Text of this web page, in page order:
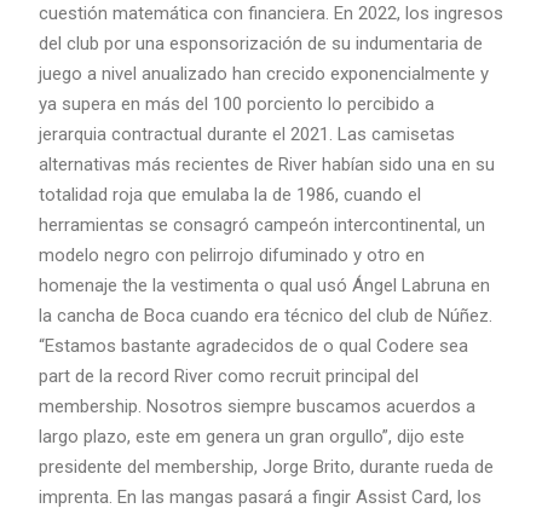
cuestión matemática con financiera. En 2022, los ingresos
del club por una esponsorización de su indumentaria de
juego a nivel anualizado han crecido exponencialmente y
ya supera en más del 100 porciento lo percibido a
jerarquia contractual durante el 2021. Las camisetas
alternativas más recientes de River habían sido una en su
totalidad roja que emulaba la de 1986, cuando el
herramientas se consagró campeón intercontinental, un
modelo negro con pelirrojo difuminado y otro en
homenaje the la vestimenta o qual usó Ángel Labruna en
la cancha de Boca cuando era técnico del club de Núñez.
“Estamos bastante agradecidos de o qual Codere sea
part de la record River como recruit principal del
membership. Nosotros siempre buscamos acuerdos a
largo plazo, este em genera un gran orgullo”, dijo este
presidente del membership, Jorge Brito, durante rueda de
imprenta. En las mangas pasará a fingir Assist Card, los